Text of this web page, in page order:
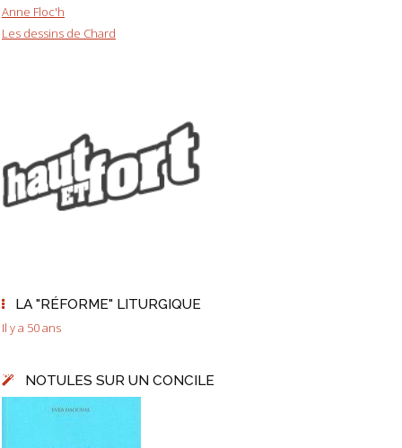
Anne Floc'h
Les dessins de Chard
LA "RÉFORME" LITURGIQUE
Il y a 50 ans
NOTULES SUR UN CONCILE